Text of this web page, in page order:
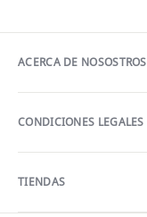
ACERCA DE NOSOSTROS
CONDICIONES LEGALES
TIENDAS